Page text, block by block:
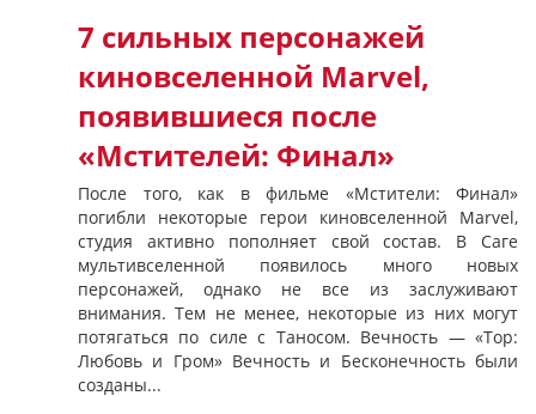
7 сильных персонажей
киновселенной Marvel,
появившиеся после
«Мстителей: Финал»
После того, как в фильме «Мстители: Финал»
погибли некоторые герои киновселенной Marvel,
студия активно пополняет свой состав. В Саге
мультивселенной появилось много новых
персонажей, однако не все из заслуживают
внимания. Тем не менее, некоторые из них могут
потягаться по силе с Таносом. Вечность — «Тор:
Любовь и Гром» Вечность и Бесконечность были
созданы...